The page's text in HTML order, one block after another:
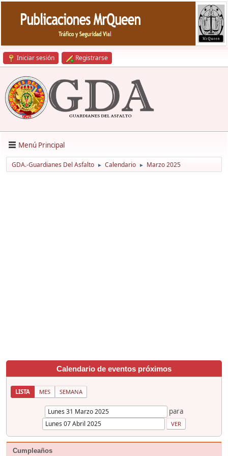
Iniciar sesión Registrarse
Menú Principal
GDA.-Guardianes Del Asfalto ► Calendario ► Marzo 2025
Calendario de eventos próximos
LISTA MES SEMANA
para
Cumpleaños